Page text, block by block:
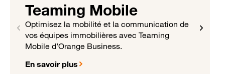
Teaming Mobile
Optimisez la mobilité et la communication de
vos équipes immobilières avec Teaming
Mobile d’Orange Business.
En savoir plus